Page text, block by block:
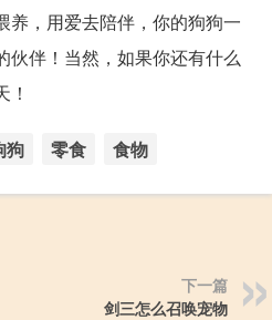
养，用爱去陪伴，你的狗狗一
伙伴！当然，如果你还有什么
狗 零食 食物
下一篇
剑三怎么召唤宠物